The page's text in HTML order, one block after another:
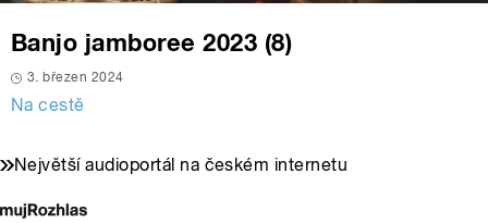
Banjo jamboree 2023 (8)
3. březen 2024
Na cestě
Největší audioportál na českém internetu